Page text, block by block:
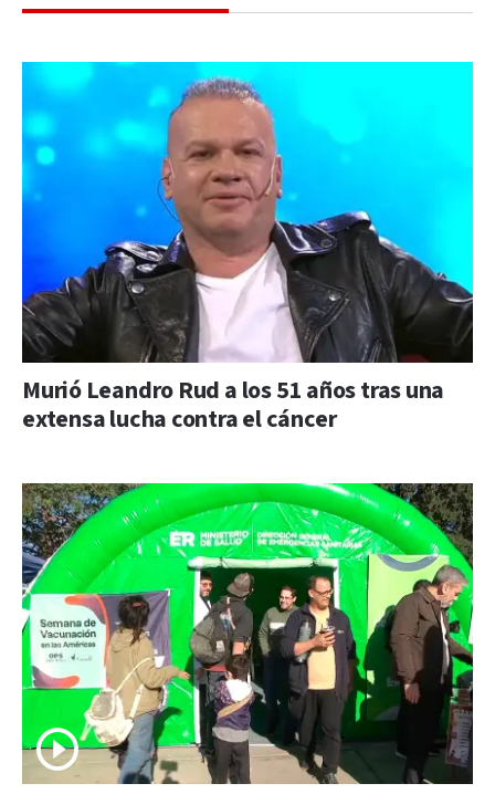
Murió Leandro Rud a los 51 años tras una
extensa lucha contra el cáncer